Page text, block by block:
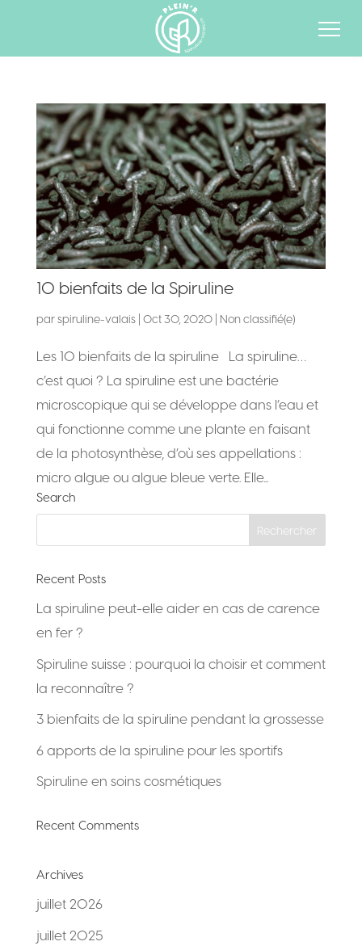
10 bienfaits de la Spiruline
parspiruline-valais| Oct 30, 2020| Non classifié(e)
Les 10 bienfaits de la spiruline La spiruline…
c’est quoi ? La spiruline est une bactérie
microscopique qui se développe dans l’eau et
qui fonctionne comme une plante en faisant
de la photosynthèse, d’où ses appellations :
micro algue ou algue bleue verte. Elle...
Search
Recent Posts
La spiruline peut-elle aider en cas de carence
en fer ?
Spiruline suisse : pourquoi la choisir et comment
la reconnaître ?
3 bienfaits de la spiruline pendant la grossesse
6 apports de la spiruline pour les sportifs
Spiruline en soins cosmétiques
Recent Comments
Archives
juillet 2026
juillet 2025